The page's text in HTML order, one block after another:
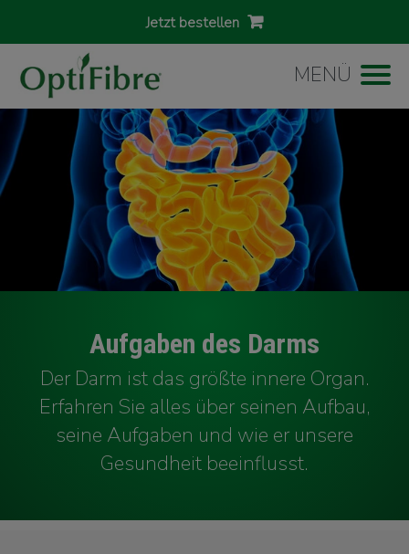
MENÜ
Jetzt bestellen
Aufgaben des Darms
Der Darm ist das größte innere Organ.
Erfahren Sie alles über seinen Aufbau,
seine Aufgaben und wie er unsere
Gesundheit beeinflusst.